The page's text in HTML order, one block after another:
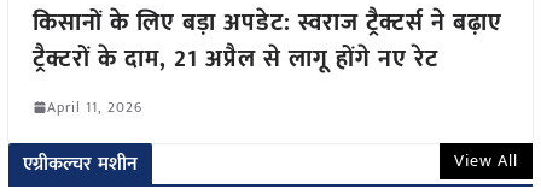
किसानों के लिए बड़ा अपडेट: स्वराज ट्रैक्टर्स ने बढ़ाए
ट्रैक्टरों के दाम, 21 अप्रैल से लागू होंगे नए रेट
April 11, 2026
एग्रीकल्चर मशीन View All